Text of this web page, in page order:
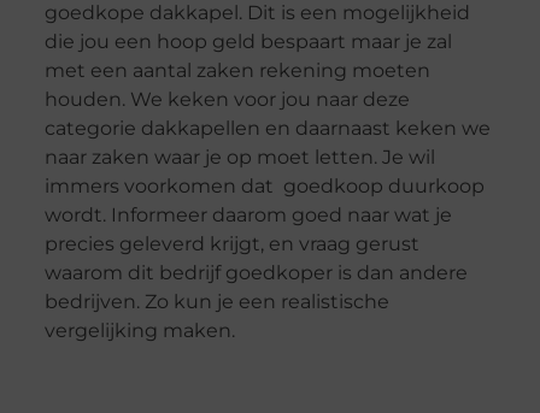
goedkope dakkapel. Dit is een mogelijkheid
die jou een hoop geld bespaart maar je zal
met een aantal zaken rekening moeten
houden. We keken voor jou naar deze
categorie dakkapellen en daarnaast keken we
naar zaken waar je op moet letten. Je wil
immers voorkomen dat goedkoop duurkoop
wordt. Informeer daarom goed naar wat je
precies geleverd krijgt, en vraag gerust
waarom dit bedrijf goedkoper is dan andere
bedrijven. Zo kun je een realistische
vergelijking maken.